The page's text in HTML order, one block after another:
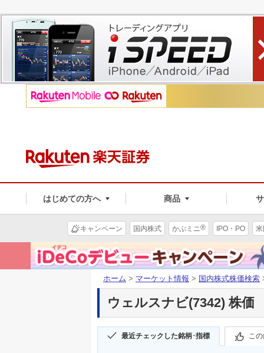
はじめての方へ 商品
キャンペーン 国内株式 かぶミニ® IPO・PO
ホーム > マーケット情報 > 国内株式株価検索
ウェルスナビ(7342) 株価
最近チェックした銘柄･指標 こ